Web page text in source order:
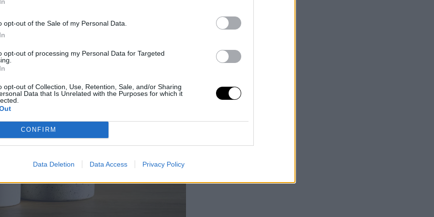
opt-out of the Sale of my Personal Data.
opt-out of processing my Personal Data for Targeted
opt-out of Collection, Use, Retention, Sale, and/or Sharing
Data that Is Unrelated with the Purposes for which it
CONFIRM
Data Deletion Data Access Privacy Policy